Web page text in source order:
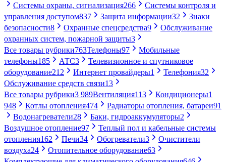
Системы охраны, сигнализация266
Системы контроля и
управления доступом837 Защита информации32
Знаки
безопасности8 Охранные спецсредства9
Обслуживание
охранных систем, пожарной защиты3
Все товары рубрики763Телефоны97
Мобильные
телефоны185 АТС3
Телевизионное и спутниковое
оборудование212 Интернет провайдеры1 Телефония32
Обслуживание средств связи13
Все товары рубрики3 989Вентиляция113 Кондиционеры1
948
Котлы отопления474 Радиаторы отопления, батареи91
Водонагреватели28 Баки, гидроаккумуляторы2
Воздушное отопление97
Теплый пол и кабельные системы
отопления162 Печи34 Обогреватели3
Очистители
воздуха24 Отопительное оборудование63